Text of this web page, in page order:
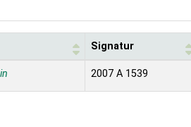
Signatur
2007 A 1539